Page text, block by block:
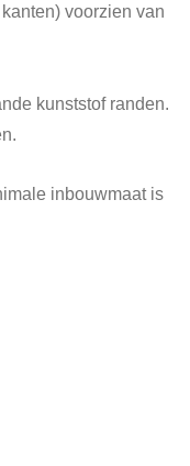
voorzien van
kunststof randen.
inbouwmaat is